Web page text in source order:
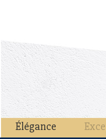
Élégance